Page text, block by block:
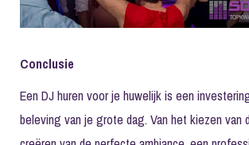
Conclusie
Een DJ huren voor je huwelijk is een
beleving van je grote dag. Van het kiezen van